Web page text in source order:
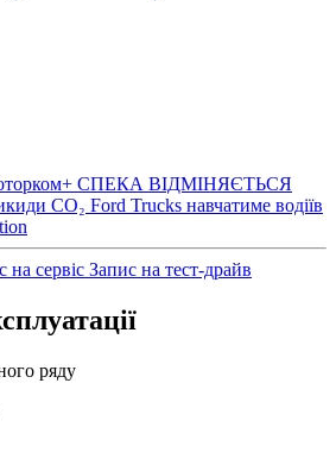
СПЕКА ВІДМІНЯЄТЬСЯ
CO₂ Ford Trucks навчатиме водіїв
на сервіс Запис на тест-драйв
ряду